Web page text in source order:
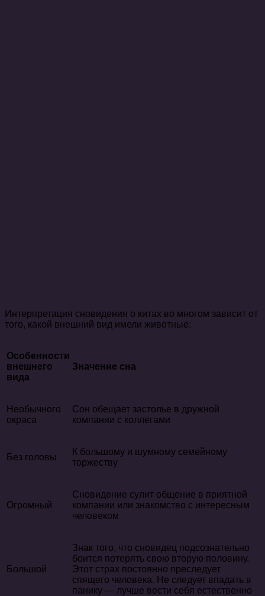
Интерпретация сновидения о китах во многом зависит от
того, какой внешний вид имели животные:
Особенности
внешнего
вида
Значение сна
Необычного
окраса
Сон обещает застолье в дружной
компании с коллегами
Без головы
К большому и шумному семейному
торжеству
Огромный
Сновидение сулит общение в приятной
компании или знакомство с интересным
человеком
Большой
Знак того, что сновидец подсознательно
боится потерять свою вторую половину.
Этот страх постоянно преследует
спящего человека. Не следует впадать в
панику — лучше вести себя естественно